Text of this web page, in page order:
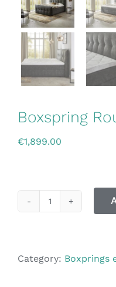
Boxspring
€1,899.00
Category: Boxprings